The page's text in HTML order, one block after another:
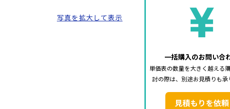
一括購入のお問い合
単価表の数量を大きく越える
討の際は、別途お見積りも承
見積もりを依頼
写真を拡大して表示